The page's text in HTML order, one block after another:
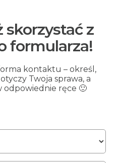
skorzystać z
formularza!
kontaktu – określ,
Twoja sprawa, a
odpowiednie ręce 🙂